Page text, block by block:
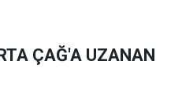
ÇAĞ'A UZANAN